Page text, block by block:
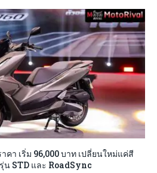
คา เริ่ม 96,000 บาท เปลี่ยนใหม่แค่สี
น STD และ RoadSync